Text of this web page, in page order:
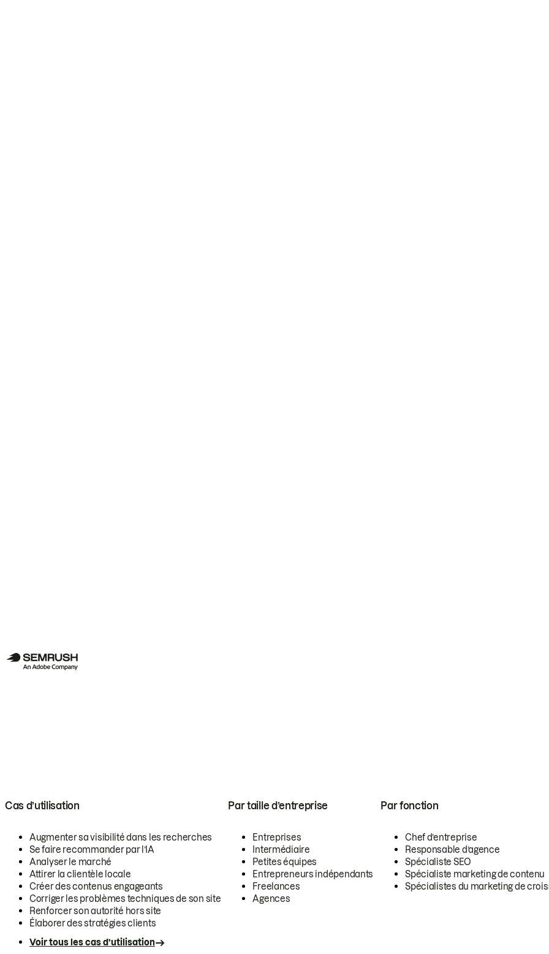
Cas d’utilisation
Augmenter sa visibilité dans les recherches
Se faire recommander par l’IA
Analyser le marché
Attirer la clientèle locale
Créer des contenus engageants
Corriger les problèmes techniques de son site
Renforcer son autorité hors site
Élaborer des stratégies clients
Voir tous les cas d’utilisation
Par taille d’entreprise
Entreprises
Intermédiaire
Petites équipes
Entrepreneurs indépendants
Freelances
Agences
Par fonction
Chef d’entreprise
Responsable d’agence
Spécialiste SEO
Spécialiste marketing de contenu
Spécialistes du marketing de